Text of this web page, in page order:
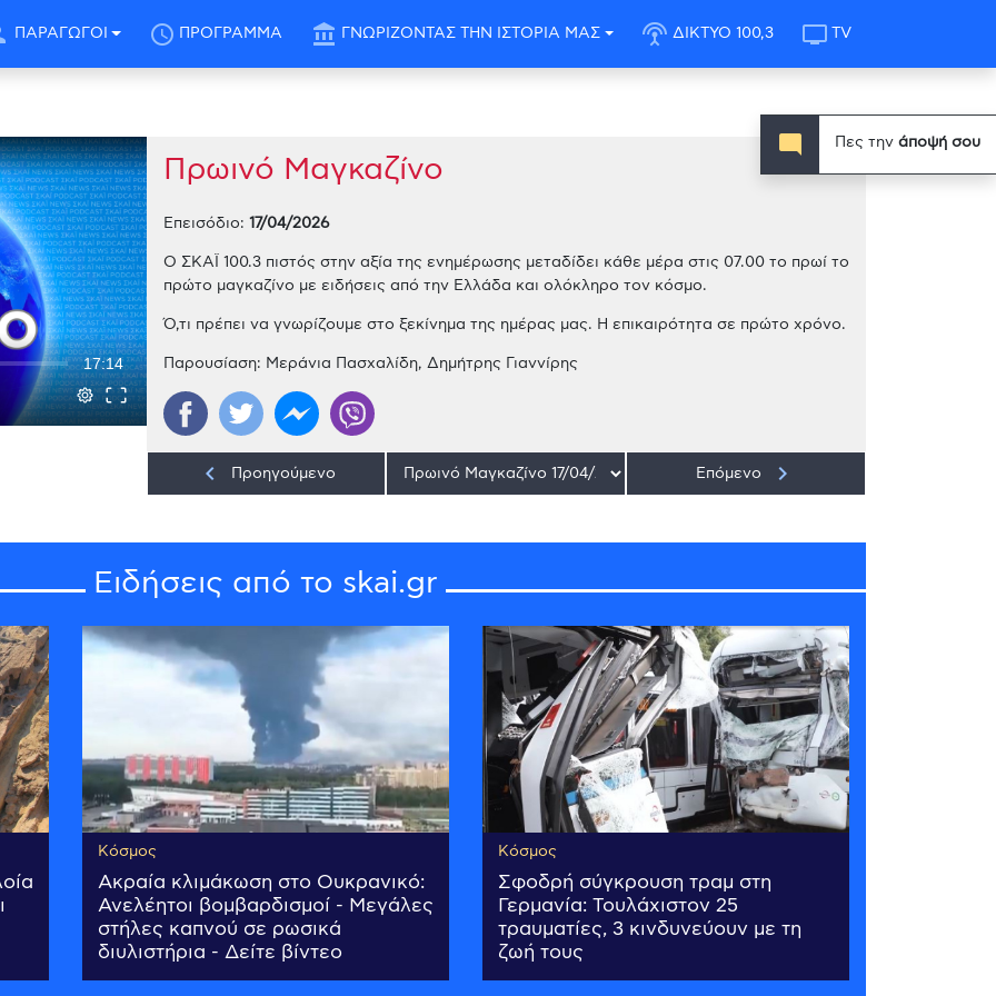
ΠΑΡΑΓΩΓΟΙ schedule ΠΡΟΓΡΑΜΜΑ account_balance ΓΝΩΡΙΖΟΝΤΑΣ ΤΗΝ ΙΣΤΟΡΙΑ ΜΑΣ settings_input_antenna ΔΙΚΤΥΟ 100,3 tv TV
17:14
Πρωινό Μαγκαζίνο
Επεισόδιο: 17/04/2026
Ο ΣΚΑΪ 100.3 πιστός στην αξία της ενημέρωσης μεταδίδει κάθε μέρα στις 07.00 το πρωί το
πρώτο μαγκαζίνο με ειδήσεις από την Ελλάδα και ολόκληρο τον κόσμο.
Ό,τι πρέπει να γνωρίζουμε στο ξεκίνημα της ημέρας μας. Η επικαιρότητα σε πρώτο χρόνο.
Παρουσίαση: Μεράνια Πασχαλίδη, Δημήτρης Γιαννίρης
keyboard_arrow_left Προηγούμενο Επόμενο keyboard_arrow_right
Ειδήσεις από το skai.gr
Κόσμος
Ακραία κλιμάκωση στο Ουκρανικό:
Ανελέητοι βομβαρδισμοί - Μεγάλες
στήλες καπνού σε ρωσικά
διυλιστήρια - Δείτε βίντεο
Κόσμος
Σφοδρή σύγκρουση τραμ στη
Γερμανία: Τουλάχιστον 25
τραυματίες, 3 κινδυνεύουν με τη
ζωή τους
mode_comment Πες την άποψή σου